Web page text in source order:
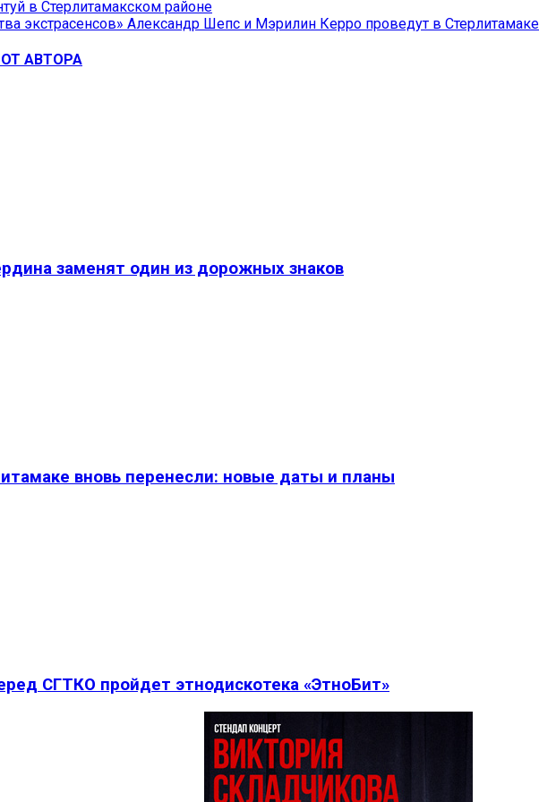
в Стерлитамакском районе
экстрасенсов» Александр Шепс и Мэрилин Керро проведут в
АВТОРА
заменят один из дорожных знаков
вновь перенесли: новые даты и планы
СГТКО пройдет этнодискотека «ЭтноБит»